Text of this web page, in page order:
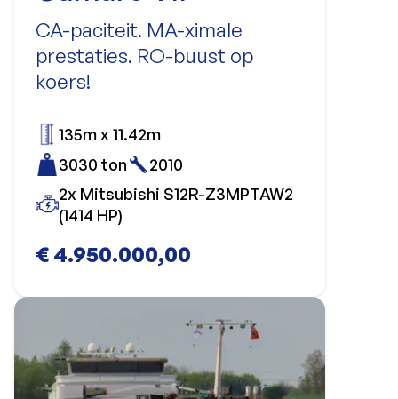
CA-paciteit. MA-ximale
prestaties. RO-buust op
koers!
€ 4.950.000,00
135m x 11.42m
3030 ton
2010
2x Mitsubishi S12R-Z3MPTAW2
(1414 HP)